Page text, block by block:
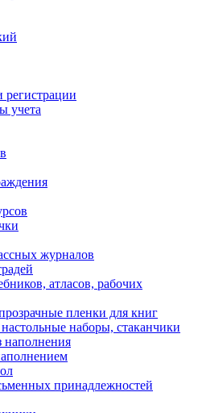
учета
журналов
атласов, рабочих
пленки для книг
наборы, стаканчики
наполнения
принадлежностей